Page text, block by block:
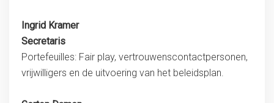
Ingrid Kramer
Secretaris
Portefeuilles: Fair play, vertrouwenscontactpersonen,
vrijwilligers en de uitvoering van het beleidsplan.